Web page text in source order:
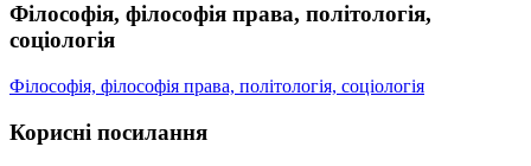
Філософія, філософія права, політологія,
соціологія
Філософія, філософія права, політологія, соціологія
Корисні посилання